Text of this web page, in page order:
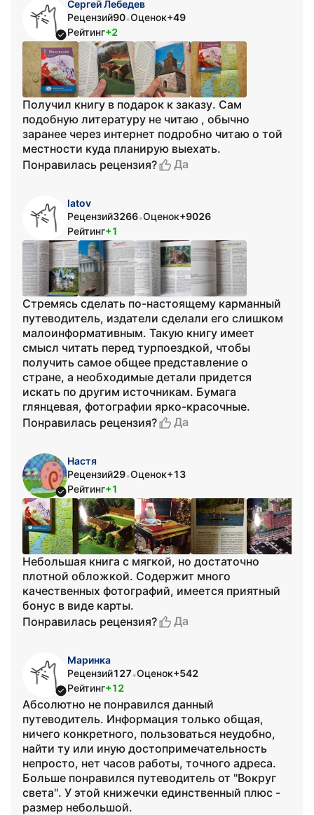
Сергей Лебедев
Рецензий90•Оценок+49
Рейтинг+2
Получил книгу в подарок к заказу. Сам
подобную литературу не читаю , обычно
заранее через интернет подробно читаю о той
местности куда планирую выехать.
Понравилась рецензия?
Да
latov
Рецензий3266•Оценок+9026
Рейтинг+1
Стремясь сделать по-настоящему карманный
путеводитель, издатели сделали его слишком
малоинформативным. Такую книгу имеет
смысл читать перед турпоездкой, чтобы
получить самое общее представление о
стране, а необходимые детали придется
искать по другим источникам. Бумага
глянцевая, фотографии ярко-красочные.
Понравилась рецензия?
Да
Настя
Рецензий29•Оценок+13
Рейтинг+1
Небольшая книга с мягкой, но достаточно
плотной обложкой. Содержит много
качественных фотографий, имеется приятный
бонус в виде карты.
Понравилась рецензия?
Да
Маринка
Рецензий127•Оценок+542
Рейтинг+12
Абсолютно не понравился данный
путеводитель. Информация только общая,
ничего конкретного, пользоваться неудобно,
найти ту или иную достопримечательность
непросто, нет часов работы, точного адреса.
Больше понравился путеводитель от "Вокруг
света". У этой книжечки единственный плюс -
размер небольшой.